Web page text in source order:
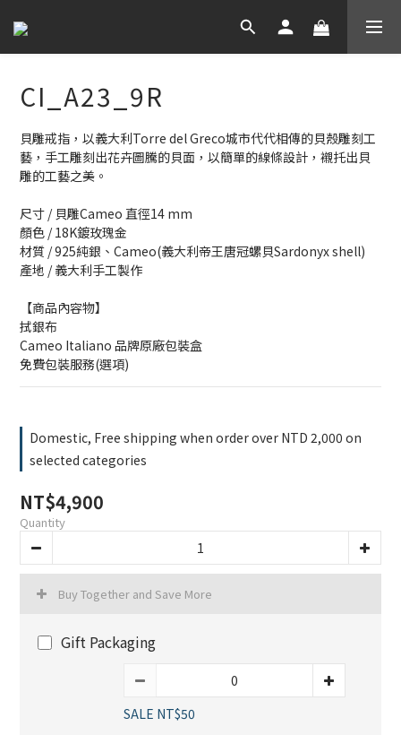
CI_A23_9R
貝雕戒指，以義大利Torre del Greco城市代代相傳的貝殼雕刻工
藝，手工雕刻出花卉圖騰的貝面，以簡單的線條設計，襯托出貝
雕的工藝之美。
尺寸 / 貝雕Cameo 直徑14 mm
顏色 / 18K鍍玫瑰金
材質 / 925純銀、Cameo(義大利帝王唐冠螺貝Sardonyx shell)
產地 / 義大利手工製作
【商品內容物】
拭銀布
Cameo Italiano 品牌原廠包裝盒
免費包裝服務(選項)
Domestic, Free shipping when order over NTD 2,000 on
selected categories
NT$4,900
Quantity
Buy Together and Save More
Gift Packaging
SALE NT$50